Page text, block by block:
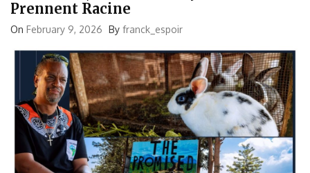
Prennent Racine
On February 9, 2026 By franck_espoir